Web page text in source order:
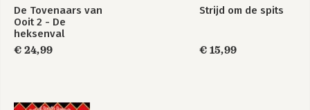
De Tovenaars van
Ooit 2 - De
heksenval
€ 24,99
Strijd om de spits
€ 15,99